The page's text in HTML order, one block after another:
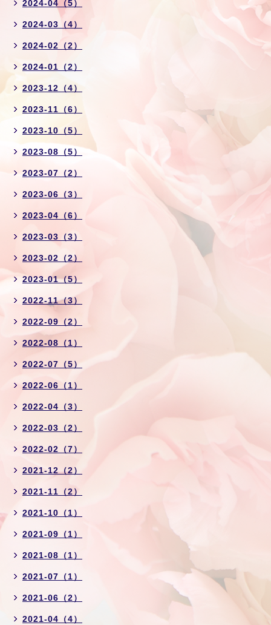
2024-04（5）
2024-03（4）
2024-02（2）
2024-01（2）
2023-12（4）
2023-11（6）
2023-10（5）
2023-08（5）
2023-07（2）
2023-06（3）
2023-04（6）
2023-03（3）
2023-02（2）
2023-01（5）
2022-11（3）
2022-09（2）
2022-08（1）
2022-07（5）
2022-06（1）
2022-04（3）
2022-03（2）
2022-02（7）
2021-12（2）
2021-11（2）
2021-10（1）
2021-09（1）
2021-08（1）
2021-07（1）
2021-06（2）
2021-04（4）